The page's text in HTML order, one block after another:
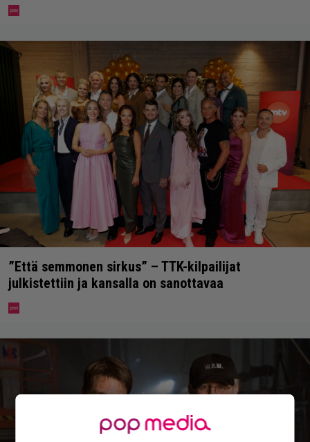
”Että semmonen sirkus” – TTK-kilpailijat
julkistettiin ja kansalla on sanottavaa